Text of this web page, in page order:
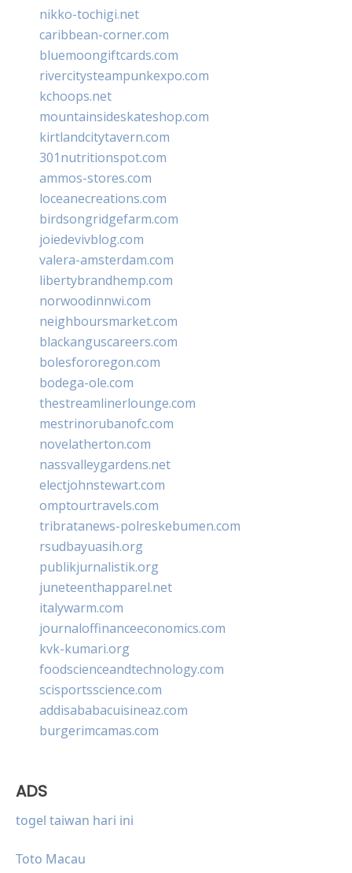
nikko-tochigi.net
caribbean-corner.com
bluemoongiftcards.com
rivercitysteampunkexpo.com
kchoops.net
mountainsideskateshop.com
kirtlandcitytavern.com
301nutritionspot.com
ammos-stores.com
loceanecreations.com
birdsongridgefarm.com
joiedevivblog.com
valera-amsterdam.com
libertybrandhemp.com
norwoodinnwi.com
neighboursmarket.com
blackanguscareers.com
bolesfororegon.com
bodega-ole.com
thestreamlinerlounge.com
mestrinorubanofc.com
novelatherton.com
nassvalleygardens.net
electjohnstewart.com
omptourtravels.com
tribratanews-polreskebumen.com
rsudbayuasih.org
publikjurnalistik.org
juneteenthapparel.net
italywarm.com
journaloffinanceeconomics.com
kvk-kumari.org
foodscienceandtechnology.com
scisportsscience.com
addisababacuisineaz.com
burgerimcamas.com
ADS
togel taiwan hari ini
Toto Macau